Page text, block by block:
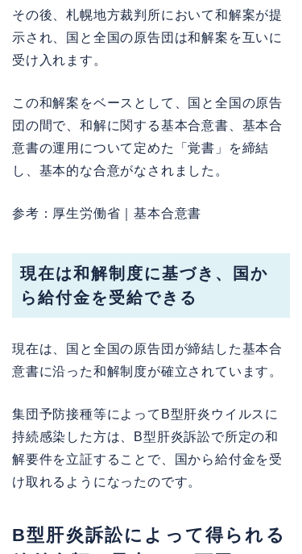
その後、札幌地方裁判所において和解案が提
示され、国と全国の原告団は和解案を互いに
受け入れます。
この和解案をベースとして、国と全国の原告
団の間で、和解に関する基本合意書、基本合
意書の運用について定めた「覚書 」を締結
し、基本的な合意がなされました。
参考： 厚生労働省｜基本合意書
現在は和解制度に基づき、国か
ら給付金を受給できる
現在は、国と全国の原告団が締結した基本合
意書に沿った和解制度が確立されています。
集団予防接種等によってB型肝炎ウイルスに
持続感染した方は、B型肝炎訴訟で所定の和
解要件を立証することで、国から給付金を受
け取れるようになったのです。
B型肝炎訴訟によって得られる